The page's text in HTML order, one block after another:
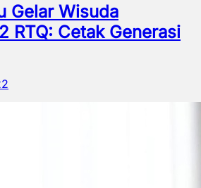
Gelar Wisuda
RTQ: Cetak Generasi